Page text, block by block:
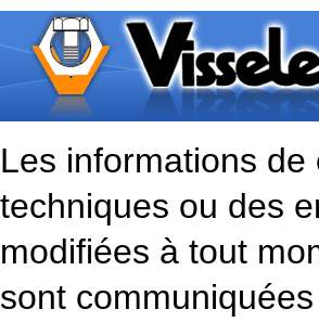
Les informations
techniques ou des
modifiées à tout
sont